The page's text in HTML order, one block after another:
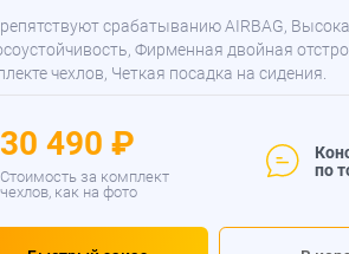
срабатыванию AIRBAG,
Фирменная двойная
чехлов, Четкая посадка на сидения.
30 490 ₽
Стоимость за комплект
чехлов, как на фото
по